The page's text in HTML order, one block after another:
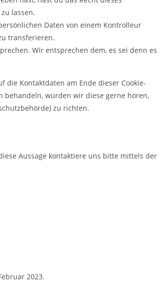
lassen.
Daten von einem Kontrolleur
transferieren.
Wir entsprechen dem, es sei denn es
die Kontaktdaten am Ende dieser Cookie-
behandeln, würden wir diese gerne hören,
zu richten.
Aussage kontaktiere uns bitte mittels der
2023.